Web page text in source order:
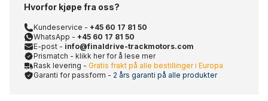
Hvorfor kjøpe fra oss?
Kundeservice - +45 60 17 81 50
WhatsApp - +45 60 17 81 50
E-post - info@finaldrive-trackmotors.com
Prismatch - klikk her for å lese mer
Rask levering - Gratis frakt på alle bestillinger i Europa
Garanti for passform - 2 års garanti på alle produkter